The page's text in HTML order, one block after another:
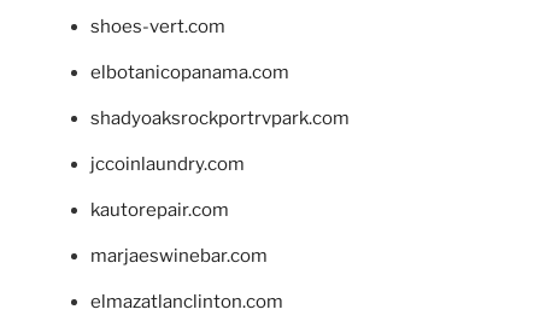
shoes-vert.com
elbotanicopanama.com
shadyoaksrockportrvpark.com
jccoinlaundry.com
kautorepair.com
marjaeswinebar.com
elmazatlanclinton.com